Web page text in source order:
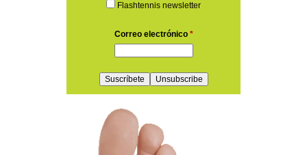
Flashtennis newsletter
Correo electrónico *